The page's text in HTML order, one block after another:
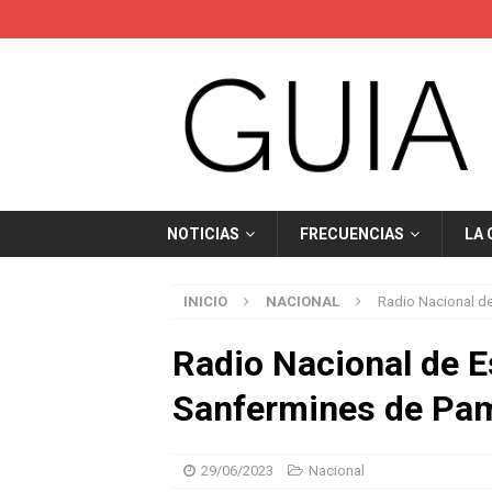
NOTICIAS FRECUENCIAS LA
INICIO NACIONAL Radio Nacional
Radio Nacional de
Sanfermines de
29/06/2023 Nacional